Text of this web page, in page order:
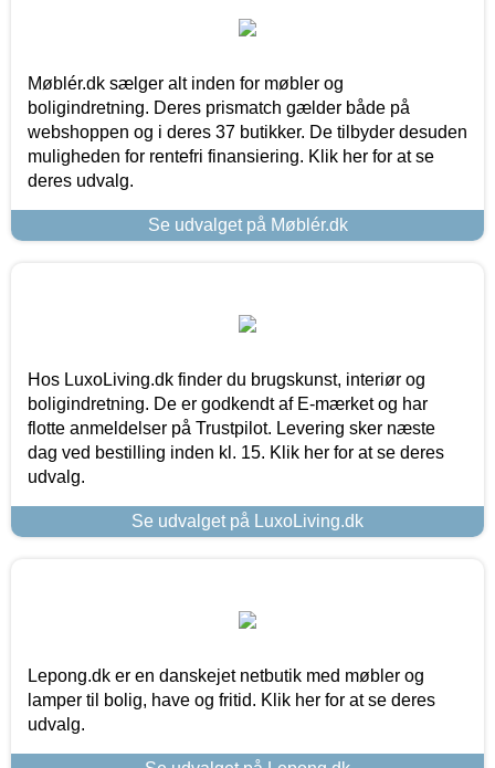
Møblér.dk sælger alt inden for møbler og
boligindretning. Deres prismatch gælder både på
webshoppen og i deres 37 butikker. De tilbyder desuden
muligheden for rentefri finansiering. Klik her for at se
deres udvalg.
Se udvalget på Møblér.dk
Hos LuxoLiving.dk finder du brugskunst, interiør og
boligindretning. De er godkendt af E-mærket og har
flotte anmeldelser på Trustpilot. Levering sker næste
dag ved bestilling inden kl. 15. Klik her for at se deres
udvalg.
Se udvalget på LuxoLiving.dk
Lepong.dk er en danskejet netbutik med møbler og
lamper til bolig, have og fritid. Klik her for at se deres
udvalg.